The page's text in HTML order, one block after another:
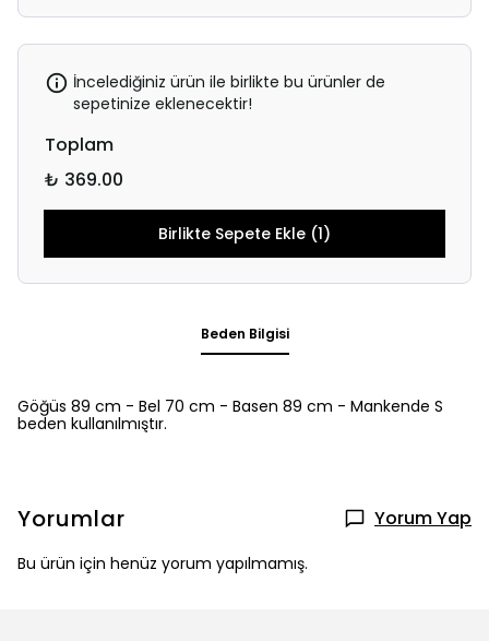
İncelediğiniz ürün ile birlikte bu ürünler de
sepetinize eklenecektir!
Toplam
₺ 369.00
Birlikte Sepete Ekle (1)
Beden Bilgisi
Göğüs 89 cm - Bel 70 cm - Basen 89 cm - Mankende S
beden kullanılmıştır.
Yorumlar Yorum Yap
Bu ürün için henüz yorum yapılmamış.